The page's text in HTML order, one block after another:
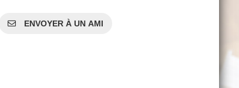
ENVOYER À UN AMI